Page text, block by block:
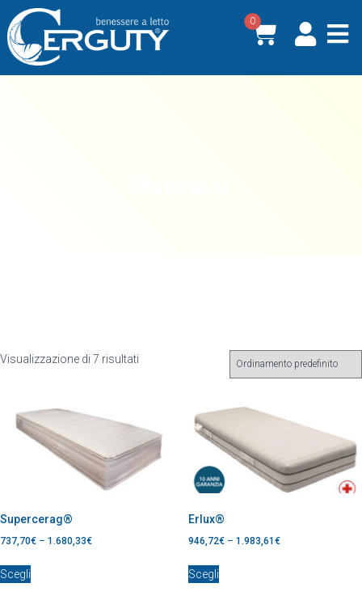
0
Visualizzazione di 7 risultati
Supercerag®
737,70€ – 1.680,33€
Scegli
Erlux®
946,72€– 1.983,61€
Scegli